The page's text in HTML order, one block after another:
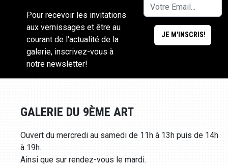
Pour recevoir les invitations
aux vernissages et être au
courant de l'actualité de la
galerie, inscrivez-vous à
notre newsletter!
GALERIE DU 9ÈME ART
Ouvert du mercredi au samedi de 11h à 13h puis de 14h
à 19h.
Ainsi que sur rendez-vous le mardi.